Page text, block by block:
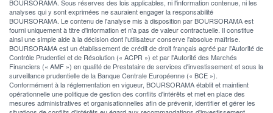
BOURSORAMA. Sous réserves des lois applicables, ni l'information contenue, ni les
analyses qui y sont exprimées ne sauraient engager la responsabilité
BOURSORAMA. Le contenu de l'analyse mis à disposition par BOURSORAMA est
fourni uniquement à titre d'information et n'a pas de valeur contractuelle. Il constitue
ainsi une simple aide à la décision dont l'utilisateur conserve l'absolue maîtrise.
BOURSORAMA est un établissement de crédit de droit français agréé par l'Autorité de
Contrôle Prudentiel et de Résolution (« ACPR ») et par l'Autorité des Marchés
Financiers (« AMF ») en qualité de Prestataire de services d'investissement et sous la
surveillance prudentielle de la Banque Centrale Européenne (« BCE »).
Conformément à la réglementation en vigueur, BOURSORAMA établit et maintient
opérationnelle une politique de gestion des conflits d'intérêts et met en place des
mesures administratives et organisationnelles afin de prévenir, identifier et gérer les